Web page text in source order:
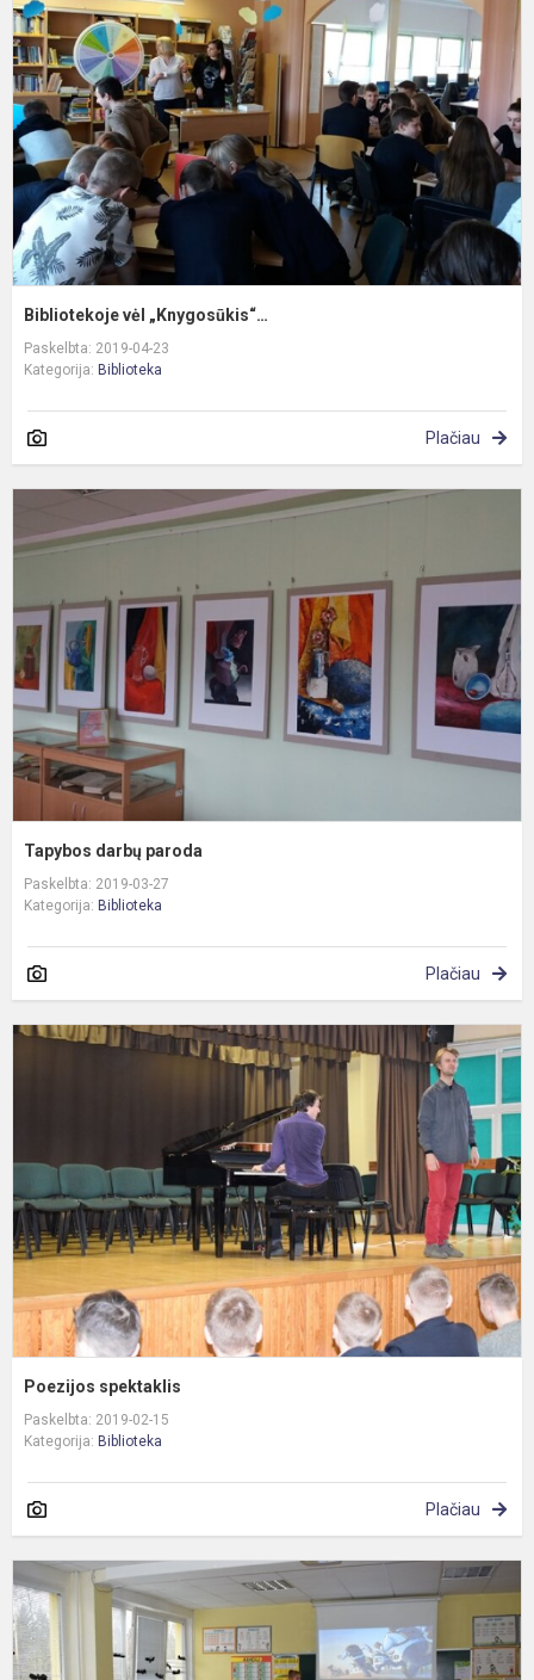
Bibliotekoje vėl „Knygosūkis“…
Paskelbta: 2019-04-23
Kategorija: Biblioteka
Plačiau
Tapybos darbų paroda
Paskelbta: 2019-03-27
Kategorija: Biblioteka
Plačiau
Poezijos spektaklis
Paskelbta: 2019-02-15
Kategorija: Biblioteka
Plačiau